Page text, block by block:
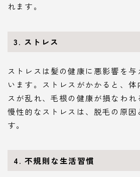
れます。
3. ストレス
ストレスは髪の健康に悪影響を与
います。ストレスがかかると、
スが乱れ、毛根の健康が損なわれ
慢性的なストレスは、脱毛の原因
す。
4. 不規則な生活習慣